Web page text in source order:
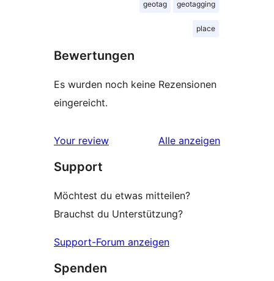
geotag geotagging
place
Bewertungen
Es wurden noch keine Rezensionen
eingereicht.
Your review Alle Rezensionen
anzeigen
Support
Möchtest du etwas mitteilen?
Brauchst du Unterstützung?
Support-Forum anzeigen
Spenden